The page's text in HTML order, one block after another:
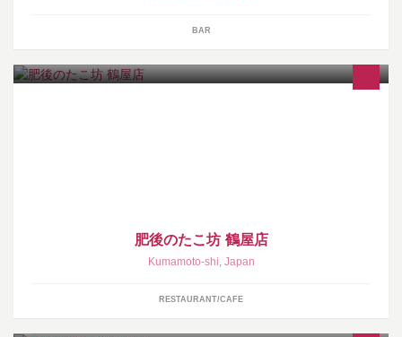
BAR
肥後のたこ坊 鶴屋店
Kumamoto-shi, Japan
RESTAURANT/CAFE